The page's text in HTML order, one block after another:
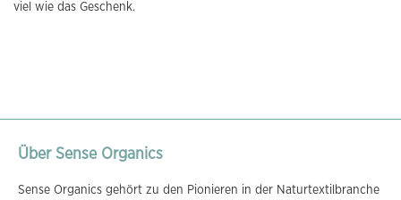
viel wie das Geschenk.
Über Sense Organics
Sense Organics gehört zu den Pionieren in der Naturtextilbranche